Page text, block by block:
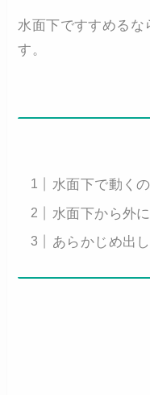
水面下ですすめるな
す。
水面下で動く
水面下から外
あらかじめ出